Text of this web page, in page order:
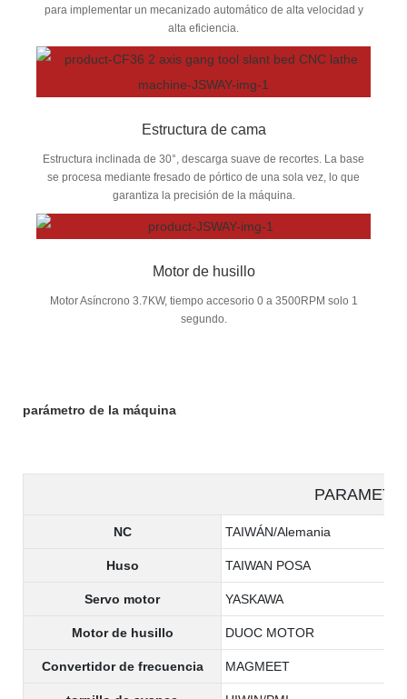
para implementar un mecanizado automático de alta velocidad y
alta eficiencia.
Estructura de cama
Estructura inclinada de 30°, descarga suave de recortes. La base
se procesa mediante fresado de pórtico de una sola vez, lo que
garantiza la precisión de la máquina.
Motor de husillo
Motor Asíncrono 3.7KW, tiempo accesorio 0 a 3500RPM solo 1
segundo.
parámetro de la máquina
NC TAIWÁN/Alemania
Huso TAIWAN POSA
Servo motor YASKAWA
Motor de husillo DUOC MOTOR
Convertidor de frecuencia MAGMEET